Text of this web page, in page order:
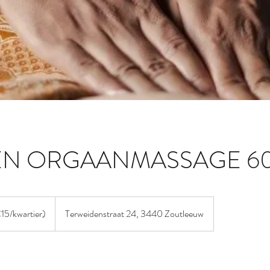
ORGAANMASSAGE
kwartier) Terweidenstraat 24, 3440 Zoutleeuw